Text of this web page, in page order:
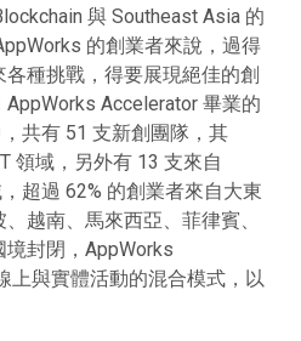
與 Southeast Asia 的
的創業者來說，過得
種挑戰，得要展現絕佳的創
Accelerator 畢業的
共有 51 支新創團隊，其
領域，另外有 13 支來自
超過 62% 的創業者來自大東
越南、馬來西亞、菲律賓、
封閉，AppWorks
上與實體活動的混合模式，以